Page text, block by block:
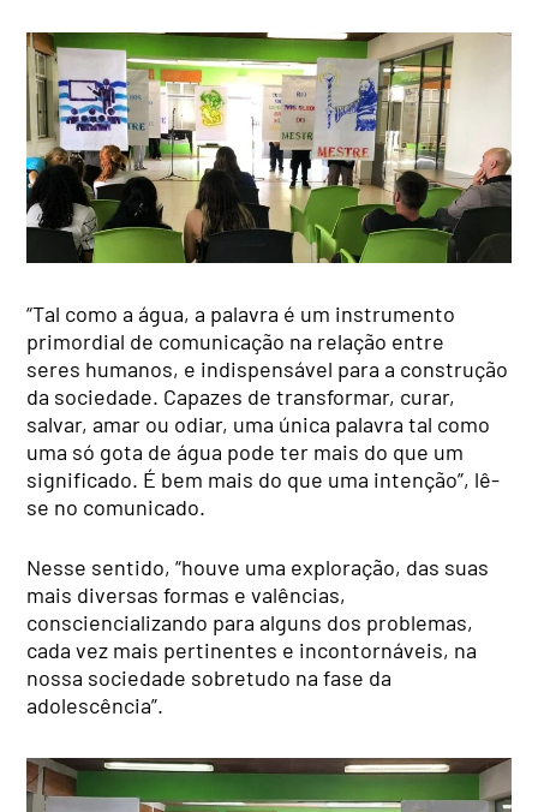
“Tal como a água, a palavra é um instrumento
primordial de comunicação na relação entre
seres humanos, e indispensável para a construção
da sociedade. Capazes de transformar, curar,
salvar, amar ou odiar, uma única palavra tal como
uma só gota de água pode ter mais do que um
significado. É bem mais do que uma intenção”, lê-
se no comunicado.
Nesse sentido, “houve uma exploração, das suas
mais diversas formas e valências,
consciencializando para alguns dos problemas,
cada vez mais pertinentes e incontornáveis, na
nossa sociedade sobretudo na fase da
adolescência”.